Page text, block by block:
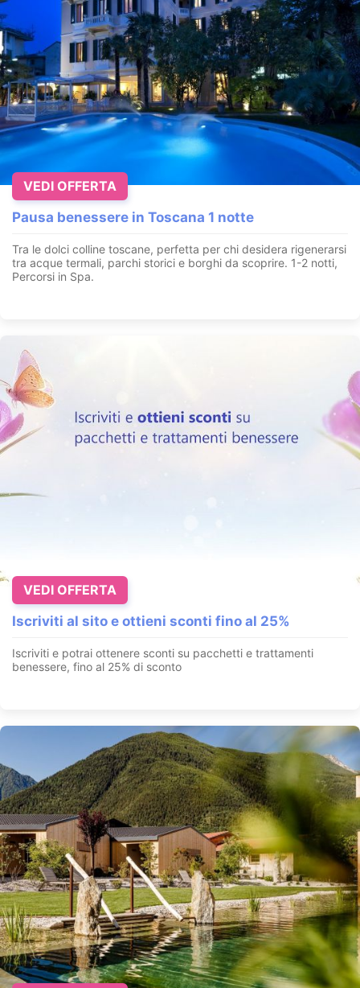
Pausa benessere in Toscana 1 notte
Tra le dolci colline toscane, perfetta per chi desidera rigenerarsi
tra acque termali, parchi storici e borghi da scoprire. 1-2 notti,
Percorsi in Spa.
VEDI OFFERTA
Iscriviti al sito e ottieni sconti fino al 25%
Iscriviti e potrai ottenere sconti su pacchetti e trattamenti
benessere, fino al 25% di sconto
VEDI OFFERTA